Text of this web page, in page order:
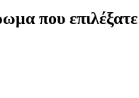
που επιλέξατε